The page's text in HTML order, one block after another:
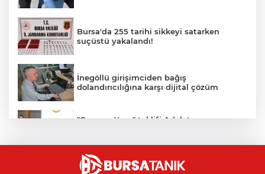
Bursa'da 255 tarihi sikkeyi satarken
suçüstü yakalandı!
İnegöllü girişimciden bağış
dolandırıcılığına karşı dijital çözüm
"Çerçeve Yasa" teklifi Adalet